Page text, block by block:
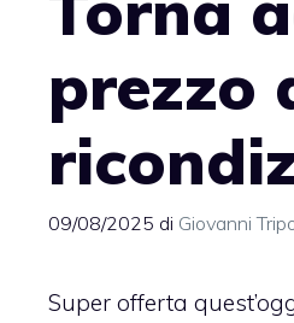
prezzo
09/08/2025 di Giovanni
Super offerta